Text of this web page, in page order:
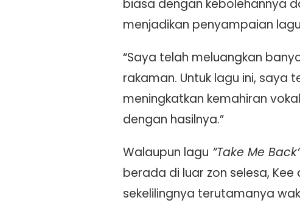
biasa dengan kebolehannya
menjadikan penyampaian
“Saya telah meluangkan
rakaman. Untuk lagu ini, saya
meningkatkan kemahiran
dengan hasilnya.”
Walaupun lagu ”Take Me
berada di luar zon selesa,
sekelilingnya terutamanya